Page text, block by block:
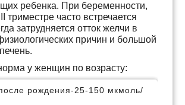
ребенка. При беременности,
триместре часто встречается
затрудняется отток желчи в
причин и большой
у женщин по возрасту:
рождения-25-150 мкмоль/